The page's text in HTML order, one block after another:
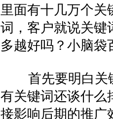
里面有十几万个
词，客户就说关键
多越好吗？小脑袋
首先要明白关键
有关键词还谈什么
接影响后期的推广